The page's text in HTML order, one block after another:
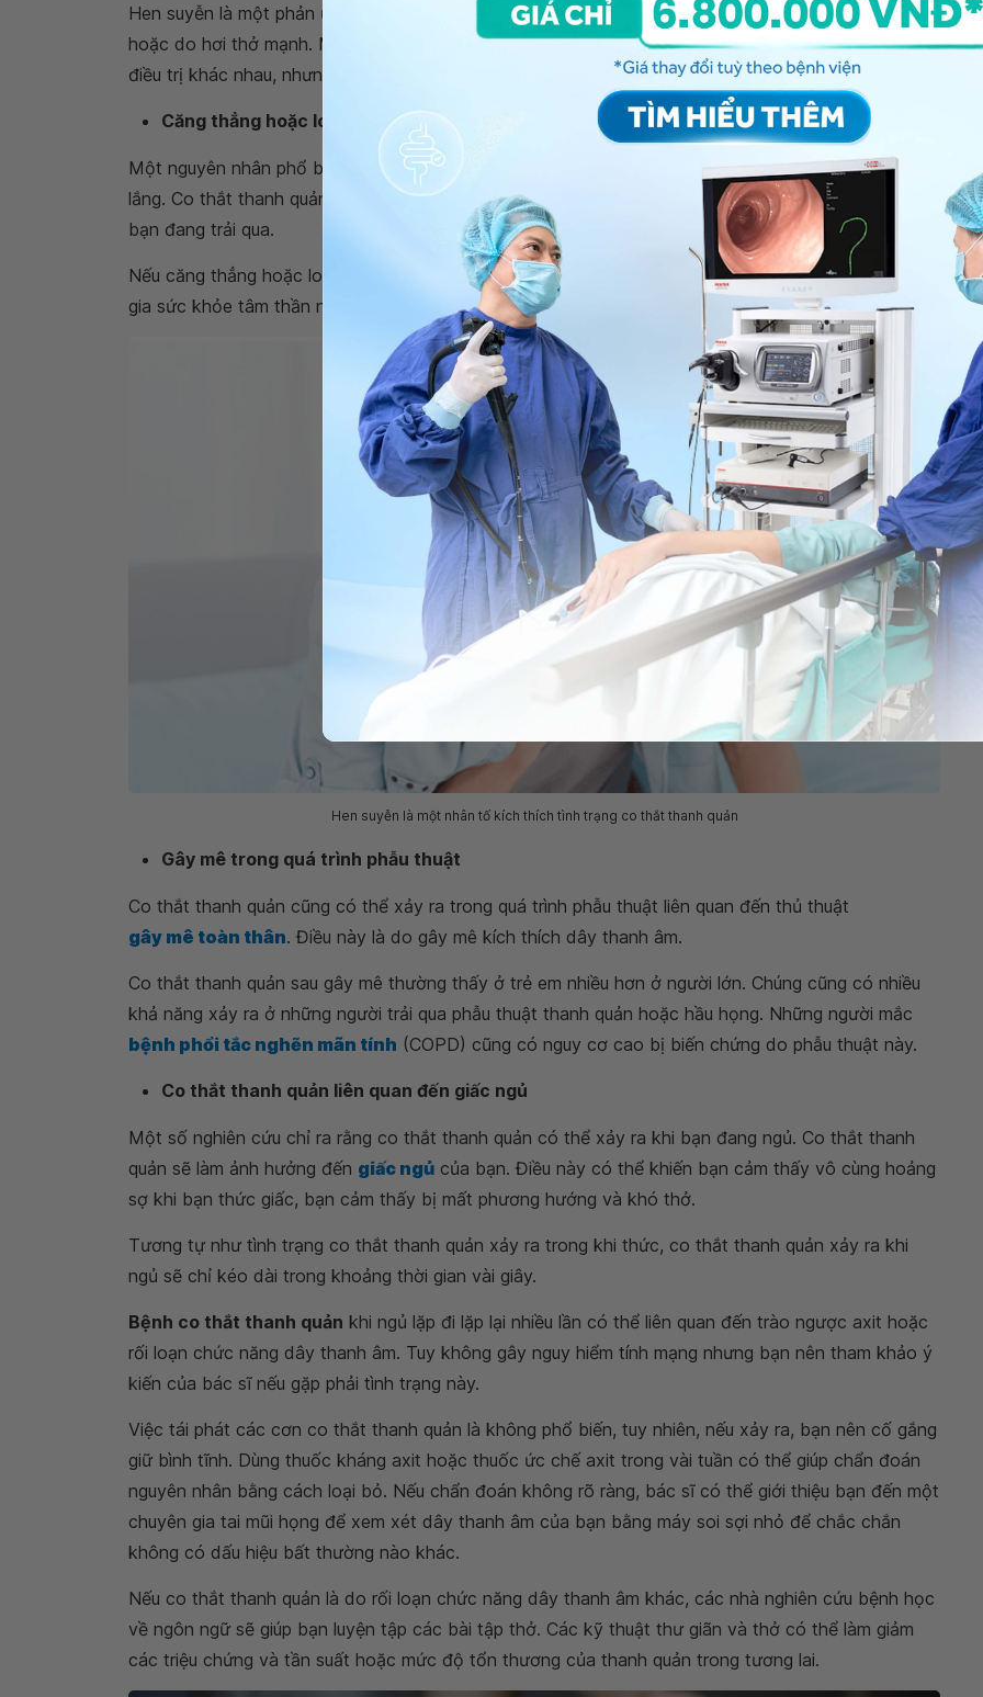
Hen suyễn là một phản ứng của hệ thống miễn dịch được gây ra bởi chất gây ô nhiễm không khí
hoặc do hơi thở mạnh. Mặc dù rối loạn chức năng dây thanh và hen suyễn sẽ có các phương pháp
điều trị khác nhau, nhưng chúng có nhiều triệu chứng giống nhau.
Căng thẳng hoặc lo lắng
Một nguyên nhân phổ biến khác gây ra tình trạng bị co thắt thanh quản là căng thẳng hoặc lo
lắng. Co thắt thanh quản có thể là cách mà cơ thể bạn phản ứng với một cảm giác mãnh liệt mà
bạn đang trải qua.
Nếu căng thẳng hoặc lo lắng gây ra co thắt thanh quản, bạn có thể cần sự giúp đỡ từ một chuyên
gia sức khỏe tâm thần ngoài bác sĩ điều trị.
Hen suyễn là một nhân tố kích thích tình trạng co thắt thanh quản
Gây mê trong quá trình phẫu thuật
Co thắt thanh quản cũng có thể xảy ra trong quá trình phẫu thuật liên quan đến thủ thuật
gây mê toàn thân. Điều này là do gây mê kích thích dây thanh âm.
Co thắt thanh quản sau gây mê thường thấy ở trẻ em nhiều hơn ở người lớn. Chúng cũng có nhiều
khả năng xảy ra ở những người trải qua phẫu thuật thanh quản hoặc hầu họng. Những người mắc
bệnh phổi tắc nghẽn mãn tính (COPD) cũng có nguy cơ cao bị biến chứng do phẫu thuật này.
Co thắt thanh quản liên quan đến giấc ngủ
Một số nghiên cứu chỉ ra rằng co thắt thanh quản có thể xảy ra khi bạn đang ngủ. Co thắt thanh
quản sẽ làm ảnh hưởng đến giấc ngủ của bạn. Điều này có thể khiến bạn cảm thấy vô cùng hoảng
sợ khi bạn thức giấc, bạn cảm thấy bị mất phương hướng và khó thở.
Tương tự như tình trạng co thắt thanh quản xảy ra trong khi thức, co thắt thanh quản xảy ra khi
ngủ sẽ chỉ kéo dài trong khoảng thời gian vài giây.
Bệnh co thắt thanh quản khi ngủ lặp đi lặp lại nhiều lần có thể liên quan đến trào ngược axit hoặc
rối loạn chức năng dây thanh âm. Tuy không gây nguy hiểm tính mạng nhưng bạn nên tham khảo ý
kiến của bác sĩ nếu gặp phải tình trạng này.
Việc tái phát các cơn co thắt thanh quản là không phổ biến, tuy nhiên, nếu xảy ra, bạn nên cố gắng
giữ bình tĩnh. Dùng thuốc kháng axit hoặc thuốc ức chế axit trong vài tuần có thể giúp chẩn đoán
nguyên nhân bằng cách loại bỏ. Nếu chẩn đoán không rõ ràng, bác sĩ có thể giới thiệu bạn đến một
chuyên gia tai mũi họng để xem xét dây thanh âm của bạn bằng máy soi sợi nhỏ để chắc chắn
không có dấu hiệu bất thường nào khác.
Nếu co thắt thanh quản là do rối loạn chức năng dây thanh âm khác, các nhà nghiên cứu bệnh học
về ngôn ngữ sẽ giúp bạn luyện tập các bài tập thở. Các kỹ thuật thư giãn và thở có thể làm giảm
các triệu chứng và tần suất hoặc mức độ tổn thương của thanh quản trong tương lai.